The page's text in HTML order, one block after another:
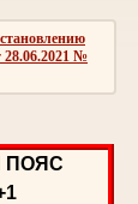
28.06.2021 №
ПОЯС